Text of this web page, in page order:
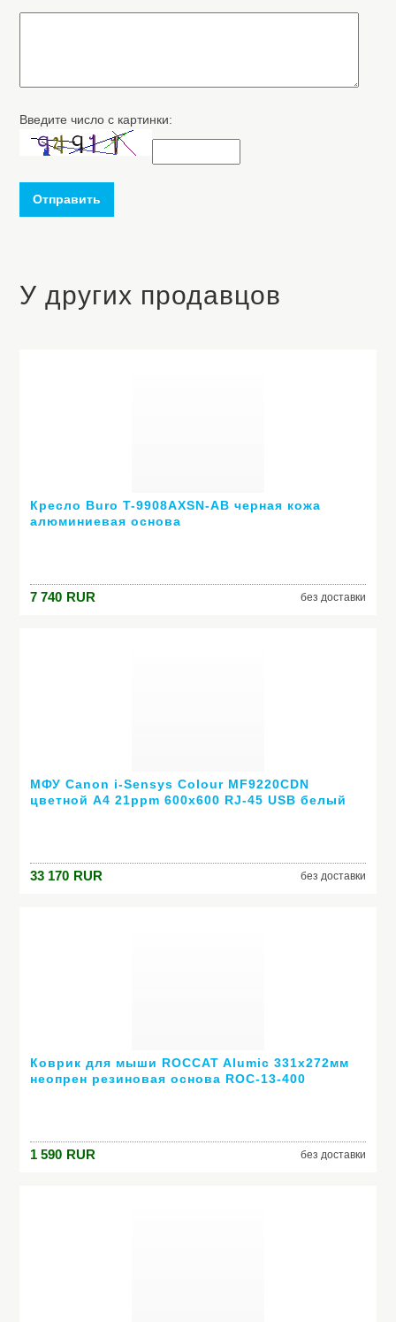
Введите число с картинки:
Отправить
У других продавцов
Кресло Buro T-9908AXSN-AB черная кожа
алюминиевая основа
7 740 RUR без доставки
МФУ Canon i-Sensys Colour MF9220CDN
цветной А4 21ppm 600x600 RJ-45 USB белый
33 170 RUR без доставки
Коврик для мыши ROCCAT Alumic 331x272мм
неопрен резиновая основа ROC-13-400
1 590 RUR без доставки